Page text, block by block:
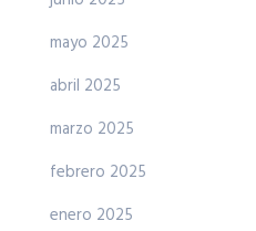
mayo 2025
abril 2025
marzo 2025
febrero 2025
enero 2025